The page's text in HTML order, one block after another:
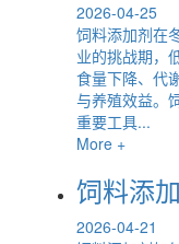
2026-04-25
饲料添加剂在
业的挑战期，
食量下降、代
与养殖效益。
重要工具...
More +
饲料添
2026-04-21